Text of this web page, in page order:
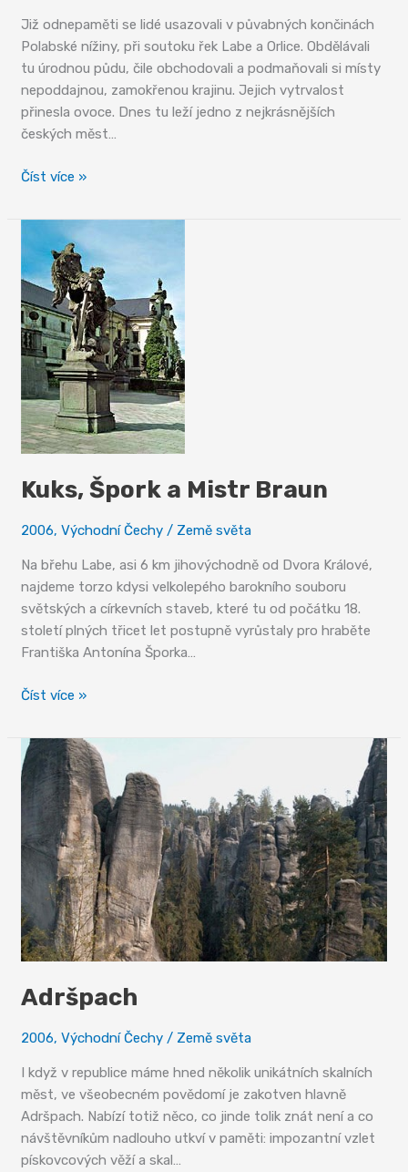
Již odnepaměti se lidé usazovali v půvabných končinách
Polabské nížiny, při soutoku řek Labe a Orlice. Obdělávali
tu úrodnou půdu, čile obchodovali a podmaňovali si místy
nepoddajnou, zamokřenou krajinu. Jejich vytrvalost
přinesla ovoce. Dnes tu leží jedno z nejkrásnějších
českých měst…
Královéhradecká
Číst více »
Kuks, Špork a Mistr Braun
2006,Východní Čechy / Země světa
Na břehu Labe, asi 6 km jihovýchodně od Dvora Králové,
najdeme torzo kdysi velkolepého barokního souboru
světských a církevních staveb, které tu od počátku 18.
století plných třicet let postupně vyrůstaly pro hraběte
Františka Antonína Šporka…
Kuks,
a
Mistr
Braun
Číst více »
Adršpach
2006,Východní Čechy / Země světa
I když v republice máme hned několik unikátních skalních
měst, ve všeobecném povědomí je zakotven hlavně
Adršpach. Nabízí totiž něco, co jinde tolik znát není a co
návštěvníkům nadlouho utkví v paměti: impozantní vzlet
pískovcových věží a skal…